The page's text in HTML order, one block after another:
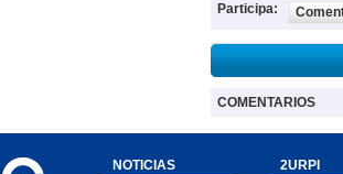
Participa:
COMENTARIOS
NOTICIAS
2URPI